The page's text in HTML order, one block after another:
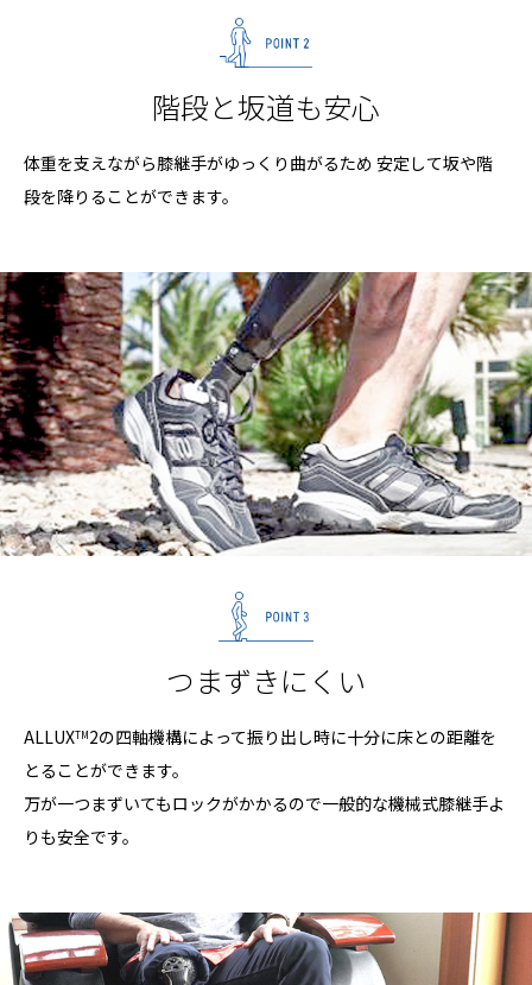
階段と坂道も安心
体重を支えながら膝継手がゆっくり曲がるため 安定して坂や階
段を降りることができます。
つまずきにくい
ALLUXTM2の四軸機構によって振り出し時に十分に床との距離を
とることができます。
万が一つまずいてもロックがかかるので一般的な機械式膝継手よ
りも安全です。